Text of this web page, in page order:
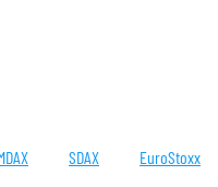
SDAX EuroStoxx